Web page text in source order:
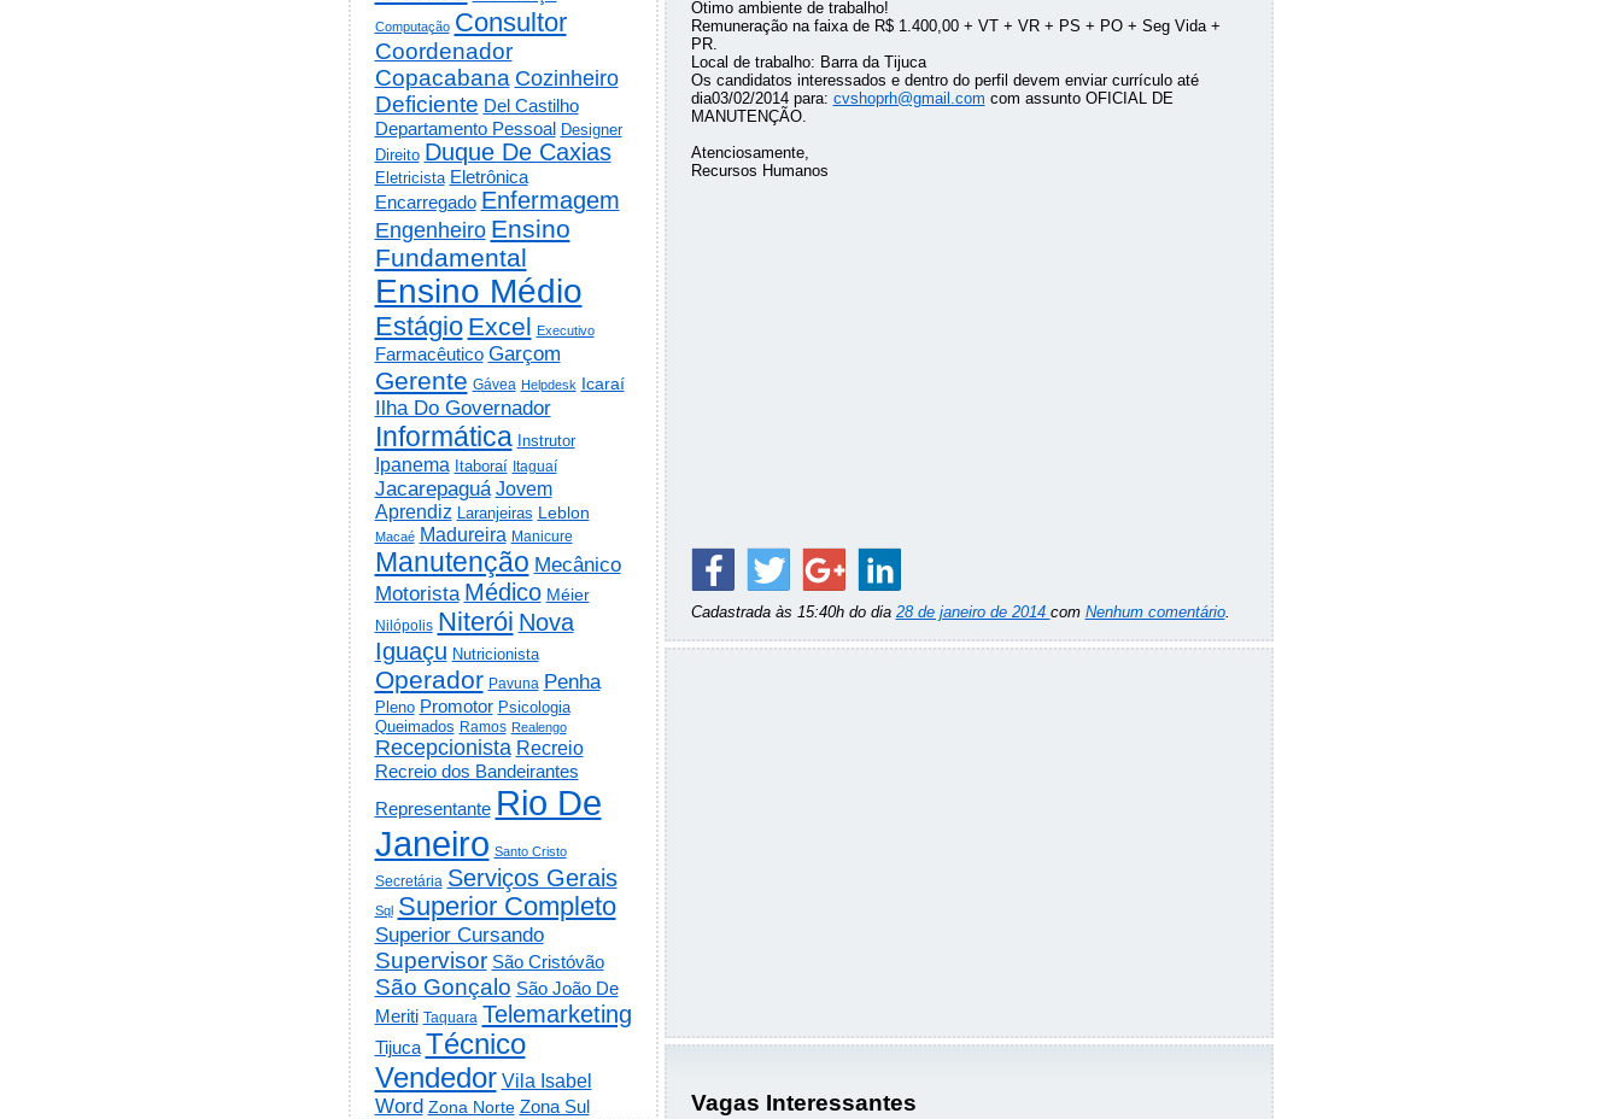
Ótimo ambiente de trabalho!
Remuneração na faixa de R$ 1.400,00 + VT + VR + PS + PO + Seg Vida +
PR.
Local de trabalho: Barra da Tijuca
Os candidatos interessados e dentro do perfil devem enviar currículo até
dia03/02/2014 para: cvshoprh@gmail.com com assunto OFICIAL DE
MANUTENÇÃO.
Atenciosamente,
Recursos Humanos
Cadastrada às 15:40h do dia 28 de janeiro de 2014 com Nenhum comentário.
Vagas Interessantes
Computação Consultor
Coordenador
Copacabana Cozinheiro
Deficiente Del Castilho
Departamento Pessoal Designer
Direito Duque De Caxias
Eletricista Eletrônica
Encarregado Enfermagem
Engenheiro Ensino
Fundamental
Ensino Médio
Estágio Excel Executivo
Farmacêutico Garçom
Gerente Gávea Helpdesk Icaraí
Ilha Do Governador
Informática Instrutor
Ipanema Itaboraí Itaguaí
Jacarepaguá Jovem
Aprendiz
Laranjeiras Leblon
Macaé Madureira Manicure
Manutenção Mecânico
Motorista Médico Méier
Nilópolis Niterói Nova
Iguaçu Nutricionista
Operador Pavuna Penha
Pleno Promotor Psicologia
Queimados Ramos Realengo
Recepcionista Recreio
Recreio dos Bandeirantes
Representante Rio De
Janeiro Santo Cristo
Secretária Serviços Gerais
Sql Superior Completo
Superior Cursando
Supervisor São Cristóvão
São Gonçalo São João De
Meriti Taquara Telemarketing
Tijuca Técnico
Vendedor Vila Isabel
Word Zona Norte Zona Sul